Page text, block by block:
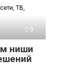
ТВ,
0
ниши